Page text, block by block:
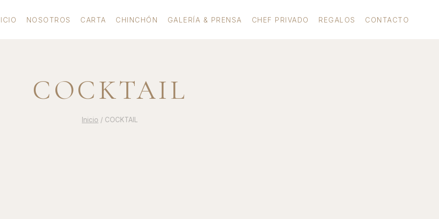
NOSOTROS CARTA CHINCHÓN GALERÍA & PRENSA CHEF PRIVADO REGALOS CONTACTO
COCKTAIL
Inicio / COCKTAIL